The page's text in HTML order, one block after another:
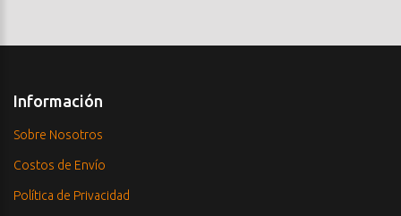
Información
Sobre Nosotros
Costos de Envío
Política de Privacidad